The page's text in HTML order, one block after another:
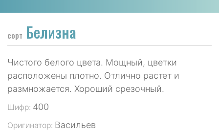
сорт Белизна
Чистого белого цвета. Мощный, цветки
расположены плотно. Отлично растет и
размножается. Хороший срезочный.
Шифр: 400
Оригинатор: Васильев